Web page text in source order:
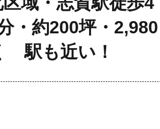
・約200坪・2,980
駅も近い！